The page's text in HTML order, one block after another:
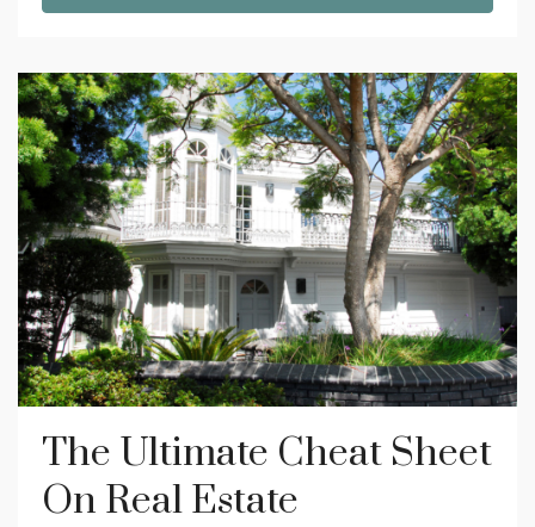
The Ultimate Cheat Sheet
On Real Estate